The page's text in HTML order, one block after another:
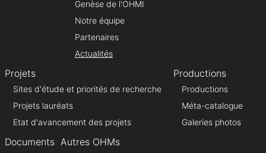
Genèse de l'OHMI
Notre équipe
Partenaires
Actualités
Projets
Sites d'étude et priorités de recherche
Projets lauréats
Etat d'avancement des projets
Productions
Productions
Méta-catalogue
Galeries photos
Documents Autres OHMs